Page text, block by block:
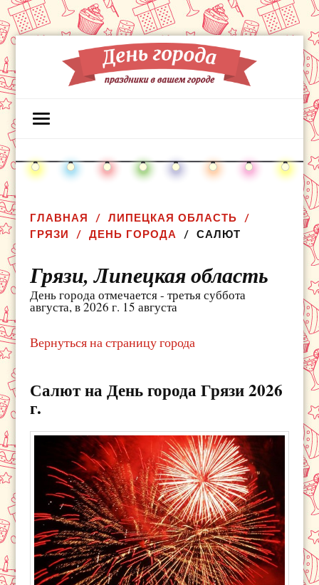
ГЛАВНАЯ
ЛИПЕЦКАЯ ОБЛАСТЬ
ГРЯЗИ
ДЕНЬ ГОРОДА САЛЮТ
Грязи,Липецкая область
День города отмечается - третья суббота
августа, в 2026 г. 15 августа
Вернуться на страницу города
Салют на День города Грязи 2026
г.